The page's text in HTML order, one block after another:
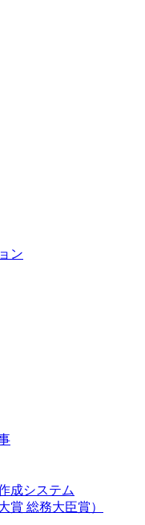
ン
成システム
賞 総務大臣賞）